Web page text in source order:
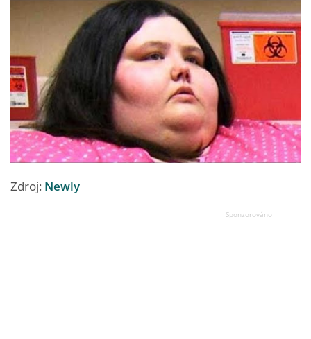
Zdroj: Newly